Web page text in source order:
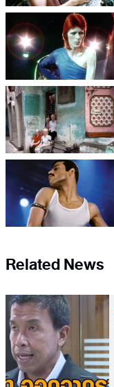
Related News